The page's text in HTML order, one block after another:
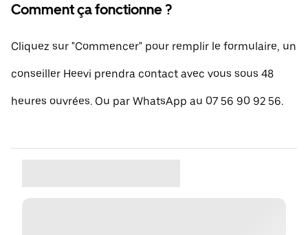
Comment ça fonctionne ?
Cliquez sur "Commencer" pour remplir le formulaire, un
conseiller Heevi prendra contact avec vous sous 48
heures ouvrées. Ou par WhatsApp au 07 56 90 92 56.